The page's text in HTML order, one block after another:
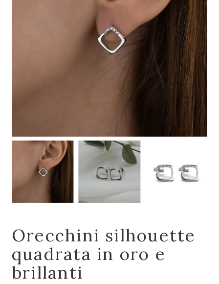
Orecchini silhouette
quadrata in oro e
brillanti